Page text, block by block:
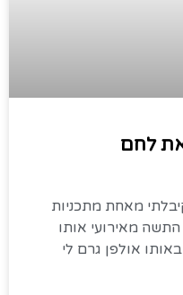
לחם
מאחת מתכניות
מאירועי אותו
אולפן גרם לי